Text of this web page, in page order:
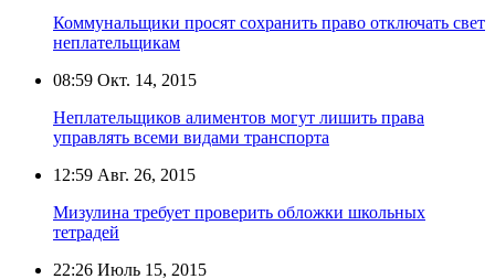
Коммунальщики просят сохранить право отключать свет
неплательщикам
08:59 Окт. 14, 2015
Неплательщиков алиментов могут лишить права
управлять всеми видами транспорта
12:59 Авг. 26, 2015
Мизулина требует проверить обложки школьных
тетрадей
22:26 Июль 15, 2015